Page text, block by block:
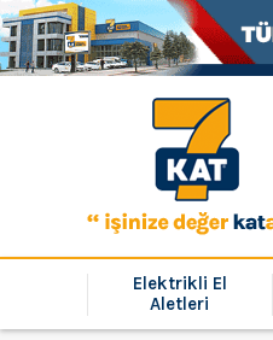
Elektrikli El
Aletleri